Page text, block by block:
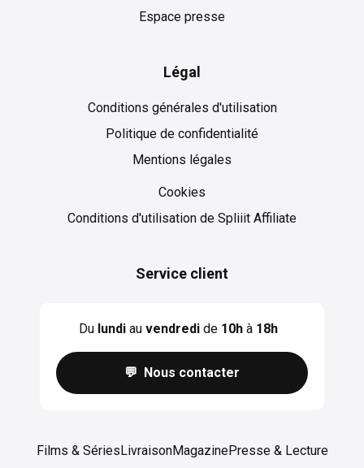
Espace presse
Légal
Conditions générales d'utilisation
Politique de confidentialité
Mentions légales
Cookies
Cookies
Conditions d'utilisation de Spliiit Affiliate
Service client
Du lundiau vendredide 10hà 18h
💬 Nous contacter
Films & Séries LivraisonMagazinePresse & Lecture